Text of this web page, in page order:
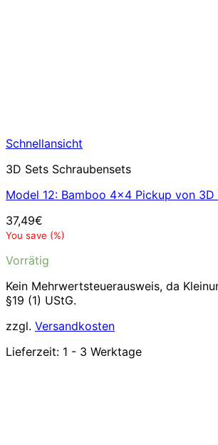
Schnellansicht
3D Sets Schraubensets
Model 12: Bamboo 4×4 Pickup von 3D
37,49€
You save (%)
Vorrätig
Kein Mehrwertsteuerausweis, da
§19 (1) UStG.
zzgl. Versandkosten
Lieferzeit: 1 - 3 Werktage